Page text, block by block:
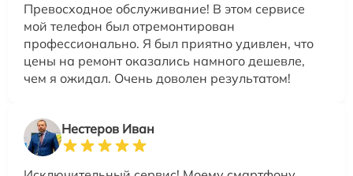
Превосходное обслуживание! В этом сервисе
мой телефон был отремонтирован
профессионально. Я был приятно удивлен, что
цены на ремонт оказались намного дешевле,
чем я ожидал. Очень доволен результатом!
Нестеров Иван